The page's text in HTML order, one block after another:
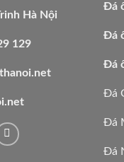
Hà Nội
129
Đá
Đá
Đá
Đá
Đá
Đá